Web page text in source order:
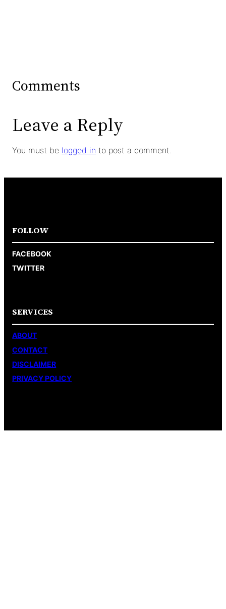
Comments
Leave a Reply
You must be logged in to post a comment.
FOLLOW
FACEBOOK
TWITTER
SERVICES
ABOUT
CONTACT
DISCLAIMER
PRIVACY POLICY